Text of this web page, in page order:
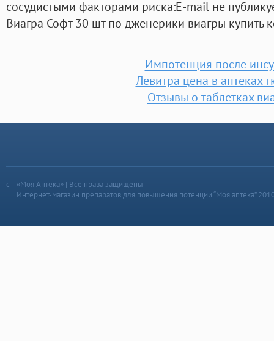
сосудистыми факторами риска:E-mail не
Виагра Софт 30 шт по дженерики виагры купить
Импотенция после
Левитра цена в аптеках
Отзывы о таблетках
«Моя Аптека» | Все права защищены
Интернет-магазин препаратов для повышения потенции “Моя аптека”